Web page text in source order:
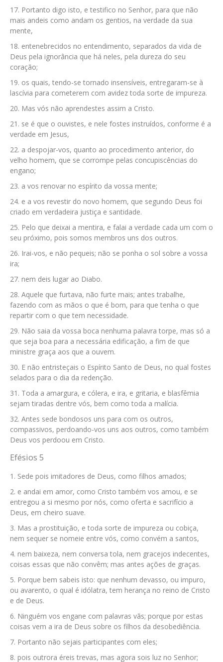
Portanto digo isto, e testifico no Senhor, para que não
mais andeis como andam os gentios, na verdade da sua
mente,
entenebrecidos no entendimento, separados da vida de
Deus pela ignorância que há neles, pela dureza do seu
coração;
os quais, tendo-se tornado insensíveis, entregaram-se à
lascívia para cometerem com avidez toda sorte de impureza.
Mas vós não aprendestes assim a Cristo.
se é que o ouvistes, e nele fostes instruídos, conforme é a
verdade em Jesus,
a despojar-vos, quanto ao procedimento anterior, do
velho homem, que se corrompe pelas concupiscências do
engano;
a vos renovar no espírito da vossa mente;
e a vos revestir do novo homem, que segundo Deus foi
criado em verdadeira justiça e santidade.
Pelo que deixai a mentira, e falai a verdade cada um com o
seu próximo, pois somos membros uns dos outros.
Irai-vos, e não pequeis; não se ponha o sol sobre a vossa
ira;
nem deis lugar ao Diabo.
Aquele que furtava, não furte mais; antes trabalhe,
fazendo com as mãos o que é bom, para que tenha o que
repartir com o que tem necessidade.
Não saia da vossa boca nenhuma palavra torpe, mas só a
que seja boa para a necessária edificação, a fim de que
ministre graça aos que a ouvem.
E não entristeçais o Espírito Santo de Deus, no qual fostes
selados para o dia da redenção.
Toda a amargura, e cólera, e ira, e gritaria, e blasfêmia
sejam tiradas dentre vós, bem como toda a malícia.
Antes sede bondosos uns para com os outros,
compassivos, perdoando-vos uns aos outros, como também
Deus vos perdoou em Cristo.
Efésios 5
Sede pois imitadores de Deus, como filhos amados;
e andai em amor, como Cristo também vos amou, e se
entregou a si mesmo por nós, como oferta e sacrifício a
Deus, em cheiro suave.
Mas a prostituição, e toda sorte de impureza ou cobiça,
nem sequer se nomeie entre vós, como convém a santos,
nem baixeza, nem conversa tola, nem gracejos indecentes,
coisas essas que não convêm; mas antes ações de graças.
Porque bem sabeis isto: que nenhum devasso, ou impuro,
ou avarento, o qual é idólatra, tem herança no reino de Cristo
e de Deus.
Ninguém vos engane com palavras vãs; porque por estas
coisas vem a ira de Deus sobre os filhos da desobediência.
Portanto não sejais participantes com eles;
pois outrora éreis trevas, mas agora sois luz no Senhor;